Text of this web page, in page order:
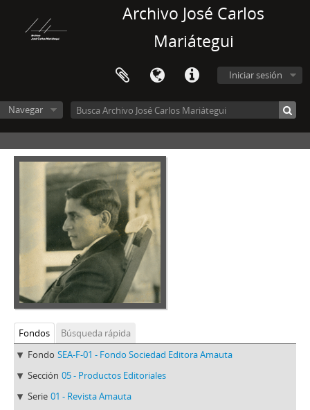
Archivo José Carlos
Mariátegui
Iniciar sesión
Navegar
Fondos
Búsqueda rápida
Fondo SEA-F-01 - Fondo Sociedad Editora Amauta
Sección 05 - Productos Editoriales
Serie 01 - Revista Amauta